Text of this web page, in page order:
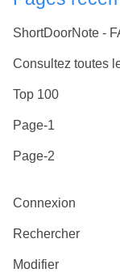
ShortDoorNote -
Consultez toutes
Top 100
Page-1
Page-2
Connexion
Rechercher
Modifier